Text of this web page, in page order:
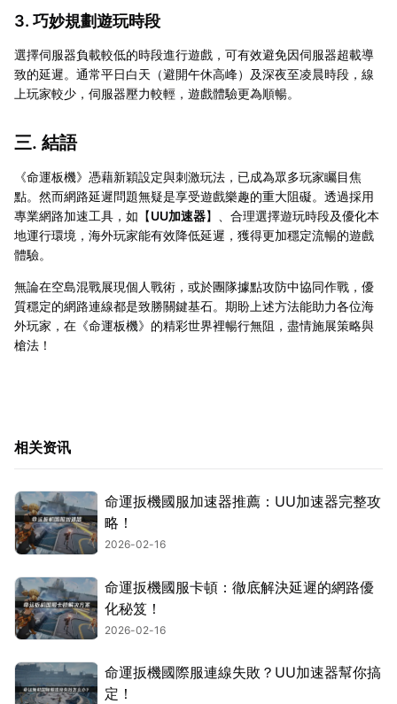
3. 巧妙規劃遊玩時段
選擇伺服器負載較低的時段進行遊戲，可有效避免因伺服器超載導
致的延遲。通常平日白天（避開午休高峰）及深夜至凌晨時段，線
上玩家較少，伺服器壓力較輕，遊戲體驗更為順暢。
三. 結語
《命運板機》憑藉新穎設定與刺激玩法，已成為眾多玩家矚目焦
點。然而網路延遲問題無疑是享受遊戲樂趣的重大阻礙。透過採用
專業網路加速工具，如【UU加速器】、合理選擇遊玩時段及優化本
地運行環境，海外玩家能有效降低延遲，獲得更加穩定流暢的遊戲
體驗。
無論在空島混戰展現個人戰術，或於團隊據點攻防中協同作戰，優
質穩定的網路連線都是致勝關鍵基石。期盼上述方法能助力各位海
外玩家，在《命運板機》的精彩世界裡暢行無阻，盡情施展策略與
槍法！
相关资讯
命運扳機國服加速器推薦：UU加速器完整攻
略！
2026-02-16
命運扳機國服卡頓：徹底解決延遲的網路優
化秘笈！
2026-02-16
命運扳機國際服連線失敗？UU加速器幫你搞
定！